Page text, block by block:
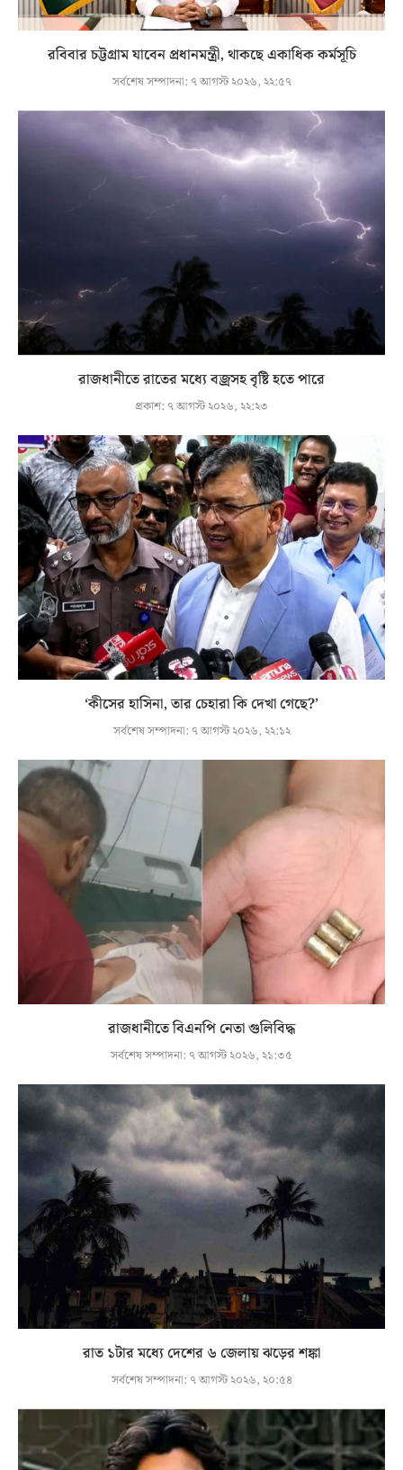
রবিবার চট্টগ্রাম যাবেন প্রধানমন্ত্রী, থাকছে একাধিক কর্মসূচি
সর্বশেষ সম্পাদনা: ৭ আগস্ট ২০২৬, ২২:৫৭
রাজধানীতে রাতের মধ্যে বজ্রসহ বৃষ্টি হতে পারে
প্রকাশ: ৭ আগস্ট ২০২৬, ২২:২৩
‘কীসের হাসিনা, তার চেহারা কি দেখা গেছে?’
সর্বশেষ সম্পাদনা: ৭ আগস্ট ২০২৬, ২২:১২
রাজধানীতে বিএনপি নেতা গুলিবিদ্ধ
সর্বশেষ সম্পাদনা: ৭ আগস্ট ২০২৬, ২১:৩৫
রাত ১টার মধ্যে দেশের ৬ জেলায় ঝড়ের শঙ্কা
সর্বশেষ সম্পাদনা: ৭ আগস্ট ২০২৬, ২০:৫৪